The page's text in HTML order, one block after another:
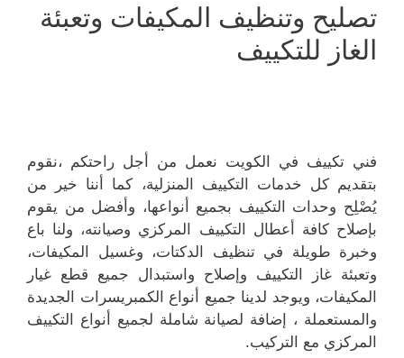
تصليح وتنظيف المكيفات وتعبئة
الغاز للتكييف
فني تكييف في الكويت نعمل من أجل راحتكم ،نقوم
بتقديم كل خدمات التكييف المنزلية، كما أننا خير من
يُصْلِح وحدات التكييف بجميع أنواعها، وأفضل من يقوم
بإصلاح كافة أعطال التكييف المركزي وصيانته، ولنا باع
وخبرة طويلة في تنظيف الدكتات، وغسيل المكيفات،
وتعبئة غاز التكييف وإصلاح واستبدال جميع قطع غيار
المكيفات، ويوجد لدينا جميع أنواع الكمبريسرات الجديدة
والمستعملة ، إضافة لصيانة شاملة لجميع أنواع التكييف
المركزي مع التركيب.